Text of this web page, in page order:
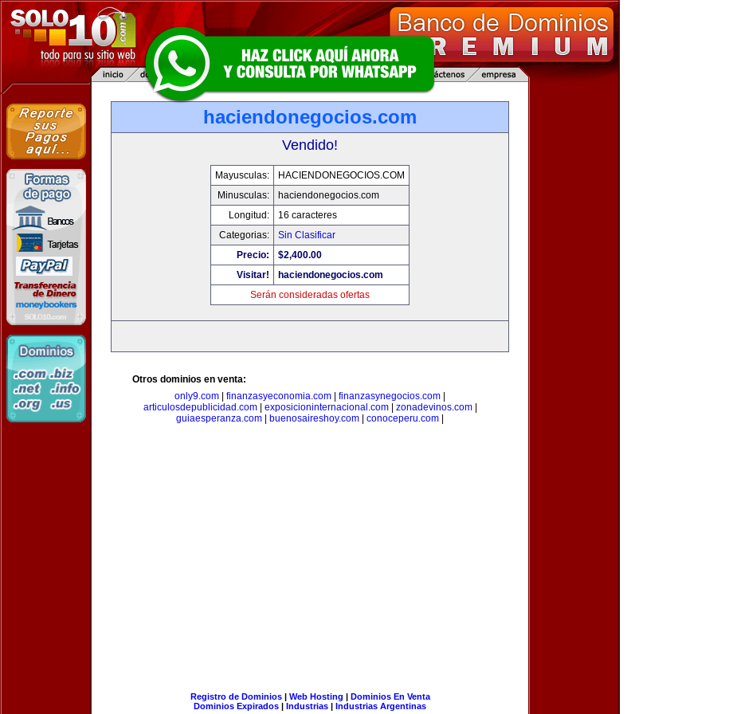
haciendonegocios.com
Vendido!
Mayusculas:
HACIENDONEGOCIOS.COM
Minusculas:
haciendonegocios.com
Longitud:
16 caracteres
Categorias:
Sin Clasificar
Precio:
$2,400.00
Visitar!
haciendonegocios.com
Serán consideradas ofertas
Otros dominios en venta:
only9.com
finanzasyeconomia.com finanzasynegocios.com
articulosdepublicidad.com| exposicioninternacional.com| zonadevinos.com|
guiaesperanza.com
buenosaireshoy.com conoceperu.com
Registro de Dominios| Web Hosting | Dominios En Venta
Dominios Expirados | Industrias | Industrias Argentinas